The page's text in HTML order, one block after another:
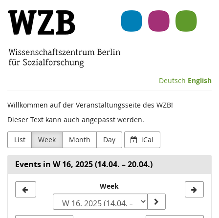
Skip to
main
content
Wissenschaftszentrum
Berlin
für
(WZB)
Deutsch English
Willkommen auf der Veranstaltungsseite des WZB!
Dieser Text kann auch angepasst werden.
List Week Month Day iCal
Events in W 16, 2025 (14.04. – 20.04.)
Week